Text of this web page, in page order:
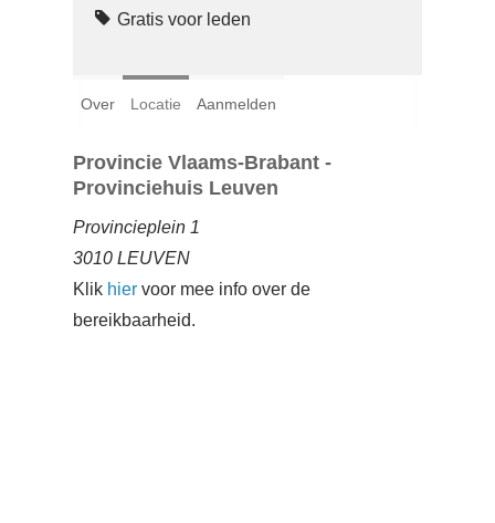
Gratis voor leden
Over Locatie Aanmelden
Provincie Vlaams-Brabant -
Provinciehuis Leuven
Provincieplein 1
3010 LEUVEN
Klik hier voor mee info over de
bereikbaarheid.
Nederlands